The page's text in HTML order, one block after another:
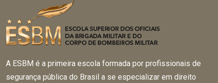
A ESBM é a primeira escola formada por profissionais de
segurança pública do Brasil a se especializar em direito